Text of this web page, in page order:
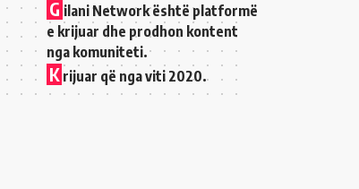
G ilani Network është platformë
e krijuar dhe prodhon kontent
nga komuniteti.
K rijuar që nga viti 2020.